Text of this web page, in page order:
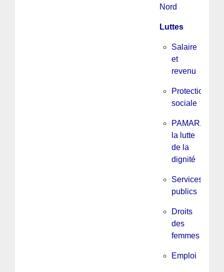
Nord
Luttes
Salaire
et
revenu
Protection
sociale
PAMAR,
la lutte
de la
dignité
Services
publics
Droits
des
femmes
Emploi